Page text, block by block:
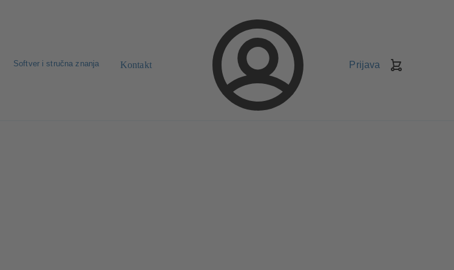
Softver i stručna znanja Kontakt Prijava